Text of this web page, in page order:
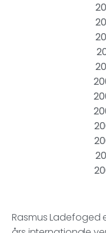
Rasmus Ladefoged